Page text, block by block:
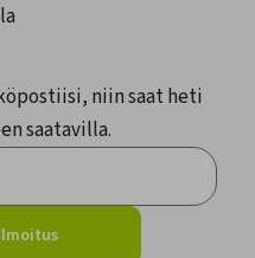
niin saat heti
saatavilla.